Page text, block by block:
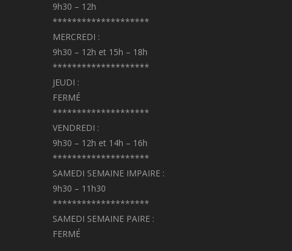
9h30 – 12h
********************
MERCREDI :
9h30 – 12h et 15h – 18h
********************
JEUDI :
FERMÉ
********************
VENDREDI :
9h30 – 12h et 14h – 16h
********************
SAMEDI SEMAINE IMPAIRE :
9h30 – 11h30
********************
SAMEDI SEMAINE PAIRE :
FERMÉ